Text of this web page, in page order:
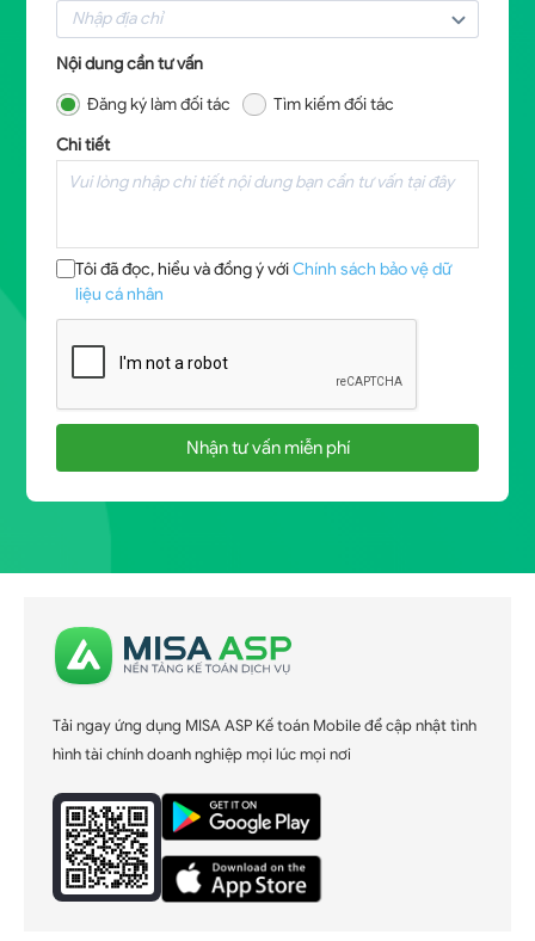
Nội dung cần tư vấn
Đăng ký làm đối tác
Tìm kiếm đối tác
Chi tiết
Tôi đã đọc, hiểu và đồng ý vớiChính sách bảo vệ dữ
liệu cá nhân
Nhận tư vấn miễn phí
Tải ngay ứng dụng MISA ASP Kế toán Mobile để cập nhật tình
hình tài chính doanh nghiệp mọi lúc mọi nơi